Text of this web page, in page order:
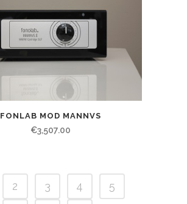
FONLAB MOD MANNVS
€3,507.00
2 3 4
5